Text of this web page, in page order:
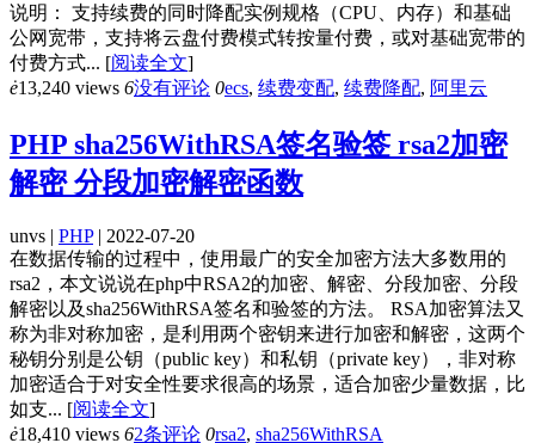
说明： 支持续费的同时降配实例规格（CPU、内存）和基础
公网宽带，支持将云盘付费模式转按量付费，或对基础宽带的
付费方式... [阅读全文]
ė13,240 views 6没有评论 0ecs, 续费变配, 续费降配, 阿里云
PHP sha256WithRSA签名验签 rsa2加密
解密 分段加密解密函数
unvs | PHP| 2022-07-20
在数据传输的过程中，使用最广的安全加密方法大多数用的
rsa2，本文说说在php中RSA2的加密、解密、分段加密、分段
解密以及sha256WithRSA签名和验签的方法。 RSA加密算法又
称为非对称加密，是利用两个密钥来进行加密和解密，这两个
秘钥分别是公钥（public key）和私钥（private key），非对称
加密适合于对安全性要求很高的场景，适合加密少量数据，比
如支... [阅读全文]
ė18,410 views 62条评论 0rsa2, sha256WithRSA